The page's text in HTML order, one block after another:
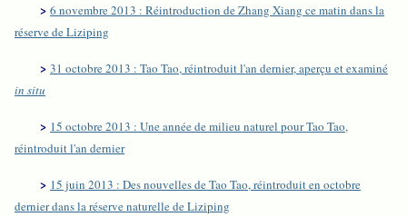
> 6 novembre 2013 : Réintroduction de Zhang Xiang ce matin dans la
réserve de Liziping
> 31 octobre 2013 : Tao Tao, réintroduit l'an dernier, aperçu et examiné
in situ
> 15 octobre 2013 : Une année de milieu naturel pour Tao Tao,
réintroduit l'an dernier
> 15 juin 2013 : Des nouvelles de Tao Tao, réintroduit en octobre
dernier dans la réserve naturelle de Liziping